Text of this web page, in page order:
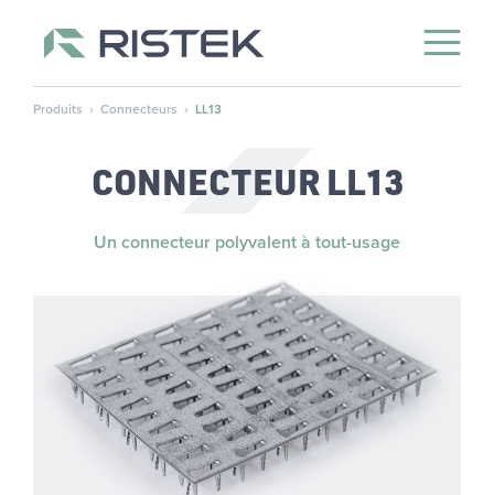
Skip to content
Open
Produits › Connecteurs › LL13
CONNEC­TEUR LL13
Un connecteur polyvalent à tout-usage